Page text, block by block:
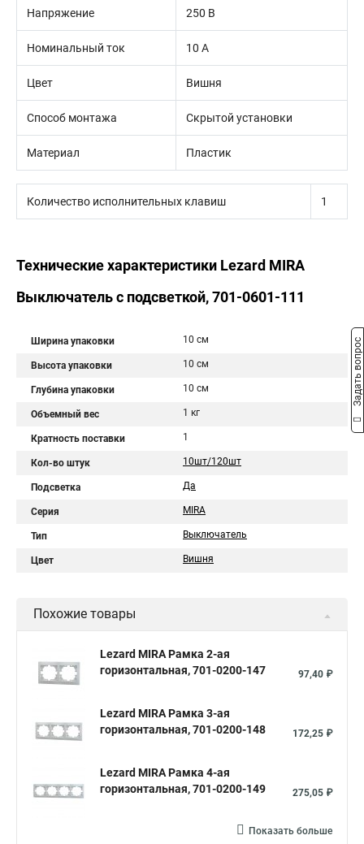
Напряжение 250 В
Номинальный ток 10 А
Цвет Вишня
Способ монтажа Скрытой установки
Материал Пластик
Количество исполнительных клавиш 1
Технические характеристики Lezard MIRA
Выключатель с подсветкой, 701-0601-111
Ширина упаковки 10 см
Высота упаковки 10 см
Глубина упаковки 10 см
Объемный вес 1 кг
Кратность поставки 1
Кол-во штук 10шт/120шт
Подсветка Да
Серия MIRA
Тип Выключатель
Цвет Вишня
Похожие товары
Lezard MIRA Рамка 2-ая
горизонтальная, 701-0200-147
97,40 ₽
Lezard MIRA Рамка 3-ая
горизонтальная, 701-0200-148
172,25 ₽
Lezard MIRA Рамка 4-ая
горизонтальная, 701-0200-149
275,05 ₽
Показать больше
Задать вопрос